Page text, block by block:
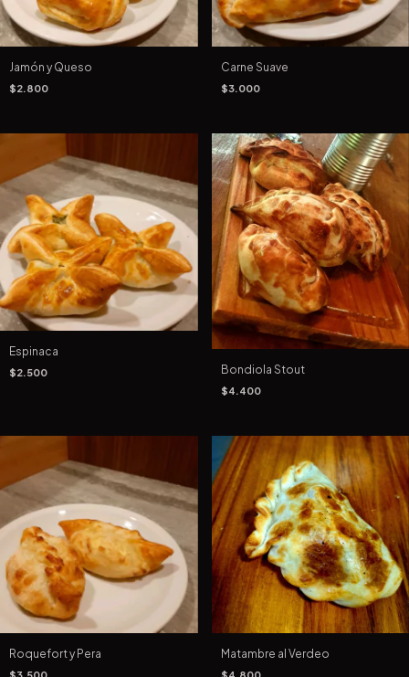
Jamón y Queso
$2.800
Carne Suave
$3.000
Espinaca
$2.500 Bondiola Stout
$4.400
Roquefort y Pera Matambre al Verdeo